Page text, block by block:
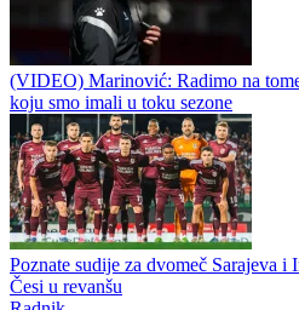
Velež krenuo očajno
Karajlić i Dugme na rođendanu Borca